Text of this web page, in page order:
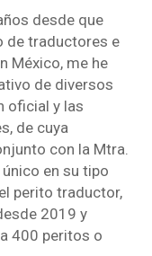
desde que
de traductores e
México, me he
de diversos
oficial y las
de cuya
con la Mtra.
en su tipo
perito traductor,
2019 y
400 peritos o